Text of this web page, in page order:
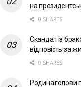
на
0 SHARES
Скандал із
відповість за
0 SHARES
Родина голови